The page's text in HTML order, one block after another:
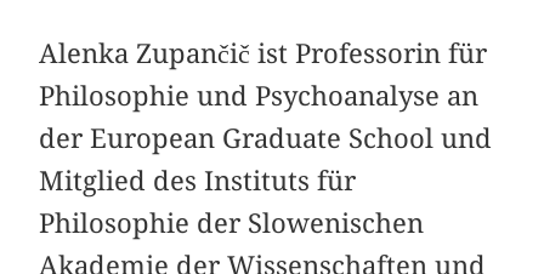
Alenka Zupančič ist Professorin für
Philosophie und Psychoanalyse an
der European Graduate School und
Mitglied des Instituts für
Philosophie der Slowenischen
Akademie der Wissenschaften und